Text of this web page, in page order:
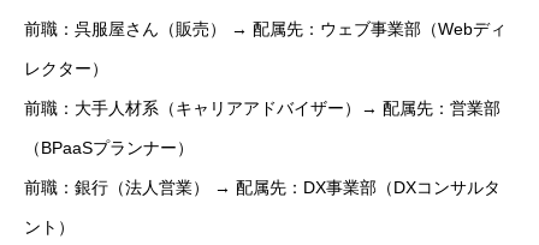
前職：呉服屋さん（販売） → 配属先：ウェブ事業部（Webディ
レクター）
前職：大手人材系（キャリアアドバイザー）→ 配属先：営業部
（BPaaSプランナー）
前職：銀行（法人営業） → 配属先：DX事業部（DXコンサルタ
ント）